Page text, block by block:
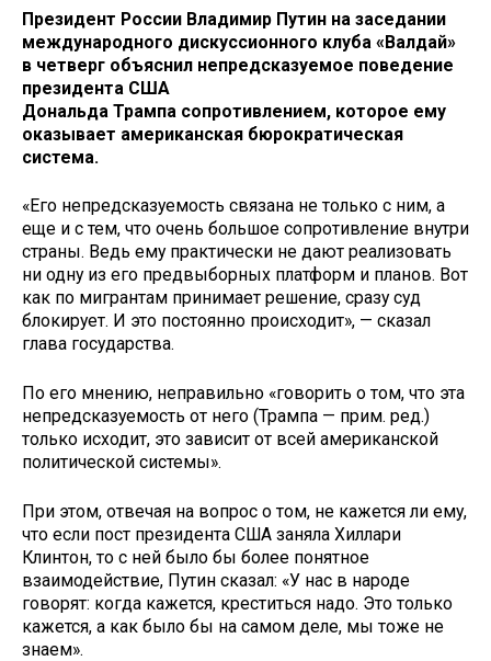
Президент России Владимир Путин на заседании
международного дискуссионного клуба «Валдай»
в четверг объяснил непредсказуемое поведение
президента США
Дональда Трампа сопротивлением, которое ему
оказывает американская бюрократическая
система.
«Его непредсказуемость связана не только с ним, а
еще и с тем, что очень большое сопротивление внутри
страны. Ведь ему практически не дают реализовать
ни одну из его предвыборных платформ и планов. Вот
как по мигрантам принимает решение, сразу суд
блокирует. И это постоянно происходит», — сказал
глава государства.
По его мнению, неправильно «говорить о том, что эта
непредсказуемость от него (Трампа — прим. ред.)
только исходит, это зависит от всей американской
политической системы».
При этом, отвечая на вопрос о том, не кажется ли ему,
что если пост президента США заняла Хиллари
Клинтон, то с ней было бы более понятное
взаимодействие, Путин сказал: «У нас в народе
говорят: когда кажется, креститься надо. Это только
кажется, а как было бы на самом деле, мы тоже не
знаем».